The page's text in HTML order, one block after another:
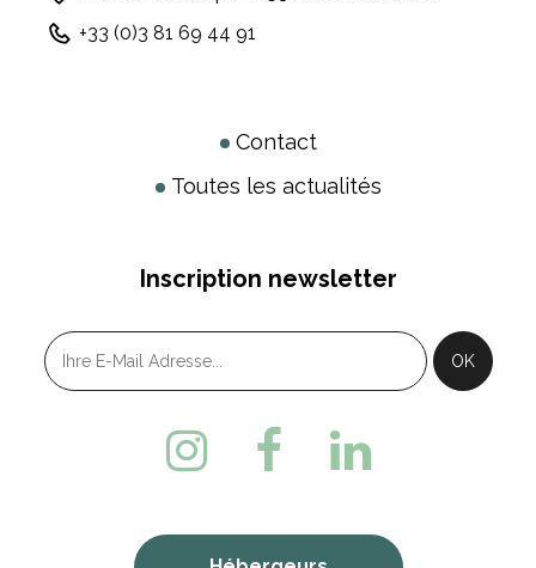
+33 (0)3 81 69 44 91
Contact
Toutes les actualités
Inscription newsletter